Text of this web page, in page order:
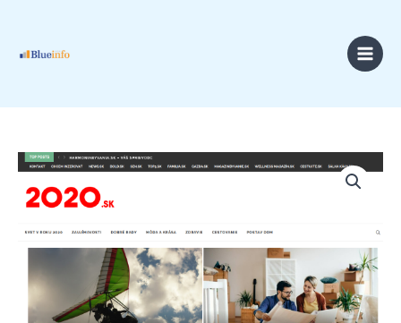
obsah
Price
through
49,00 €
množstvo
Vloženie
odkazu
hlavnú
stránku
2020.sk